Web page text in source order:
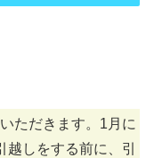
ただきます。1月に
しをする前に、引